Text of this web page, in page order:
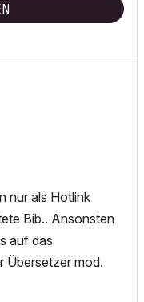
nur als Hotlink
Bib.. Ansonsten
auf das
Übersetzer mod.